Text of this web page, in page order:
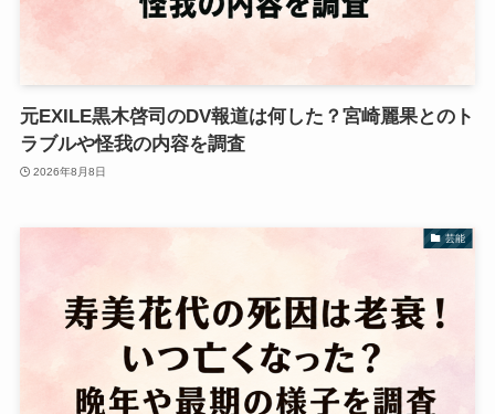
元EXILE黒木啓司のDV報道は何した？宮崎麗果とのト
ラブルや怪我の内容を調査
2026年8月8日
芸能